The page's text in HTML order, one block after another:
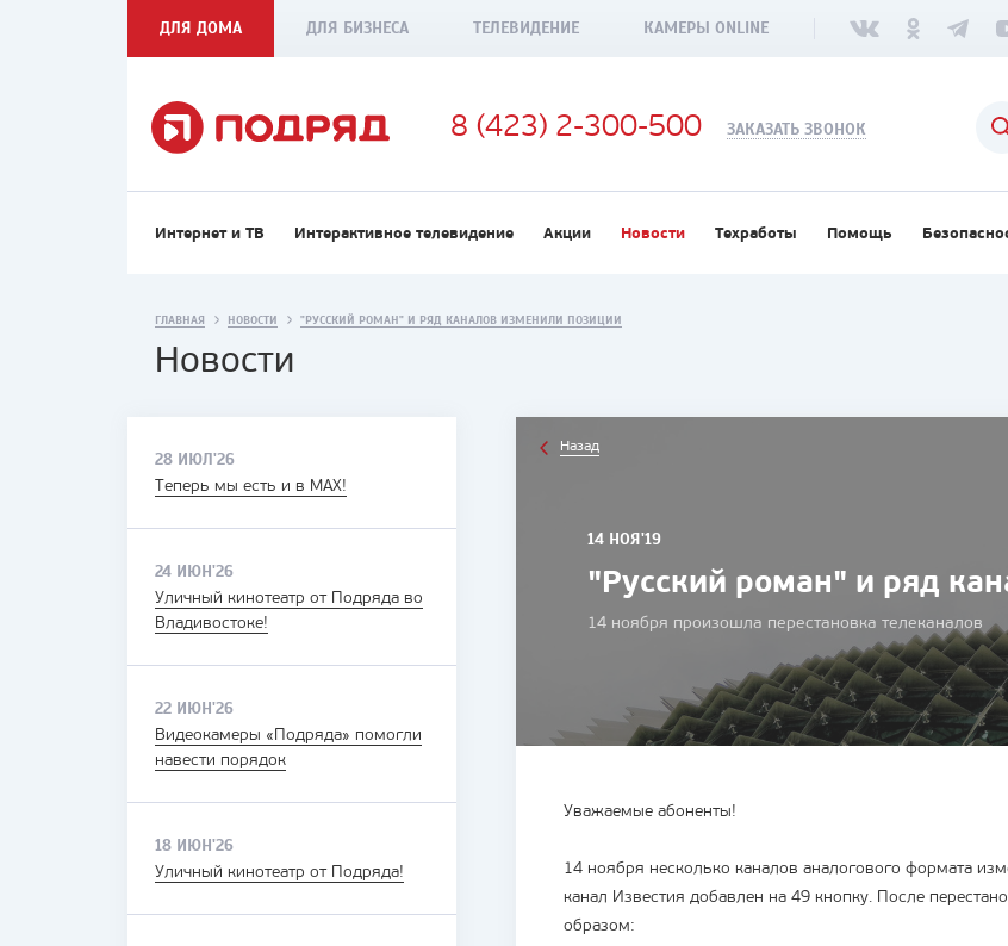
ДЛЯ ДОМА ДЛЯ БИЗНЕСА ТЕЛЕВИДЕНИЕ КАМЕРЫ ONLINE
8 (423) 2-300-500 ЗАКАЗАТЬ ЗВОНОК
Интернет и ТВ Интерактивное телевидение Акции Новости Техработы Помощь
ГЛАВНАЯ НОВОСТИ "РУССКИЙ РОМАН" И РЯД КАНАЛОВ ИЗМЕНИЛИ ПОЗИЦИИ
Новости
28 ИЮЛ'26
Теперь мы есть и в MAX!
24 ИЮН'26
Уличный кинотеатр от Подряда во
Владивостоке!
22 ИЮН'26
Видеокамеры «Подряда» помогли
навести порядок
18 ИЮН'26
Уличный кинотеатр от Подряда!
Назад
14 НОЯ'19
"Русский роман" и ряд
14 ноября произошла перестановка телеканалов
Уважаемые абоненты!
14 ноября несколько каналов аналогового формата
канал Известия добавлен на 49 кнопку. После
образом: